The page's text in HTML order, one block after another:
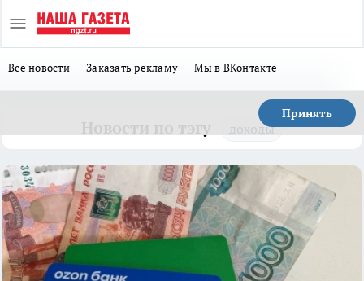
Все новости Заказать рекламу Мы в ВКонтакте
Принять
доходы